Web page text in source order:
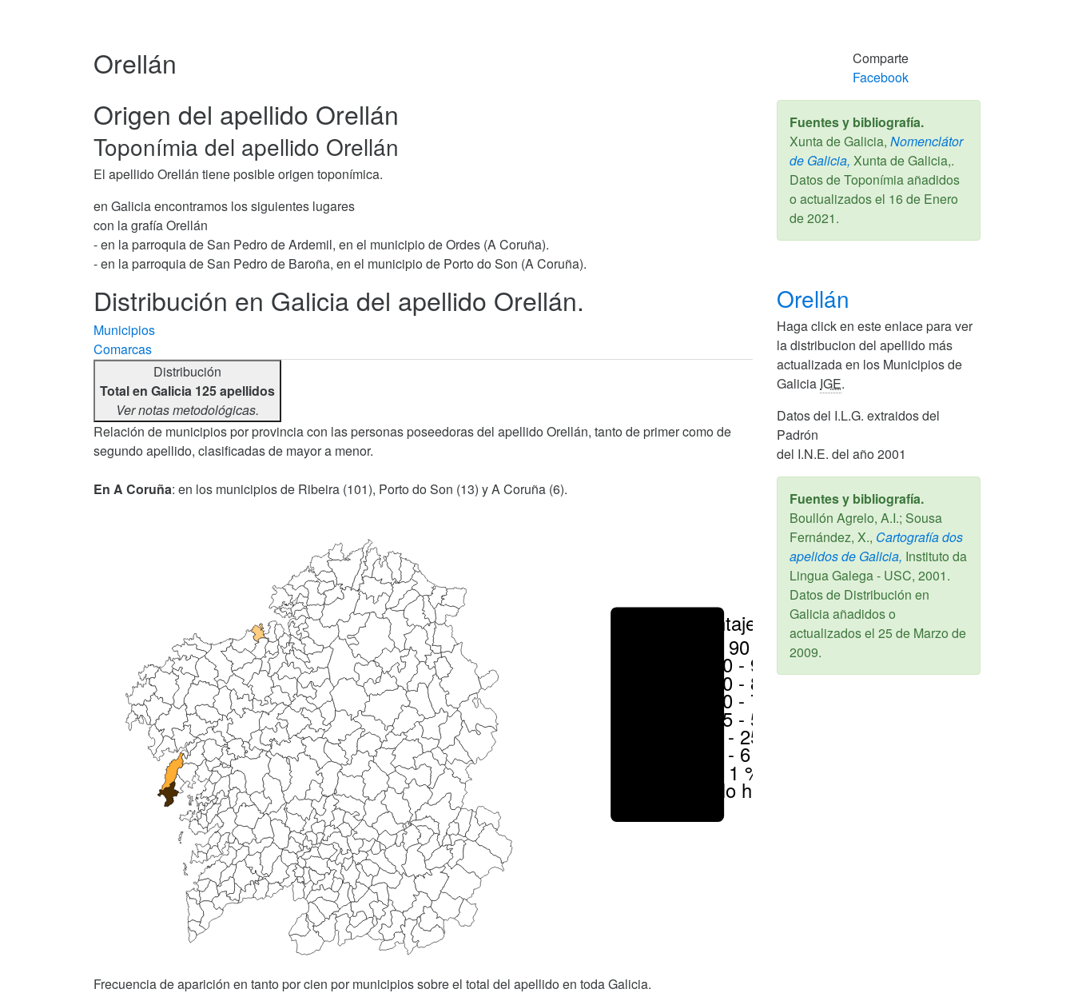
Orellán
Comparte
Facebook
Origen del apellido Orellán
Toponímia del apellido Orellán
El apellido Orellán tiene posible origen toponímica.
en Galicia encontramos los siguientes lugares
con la grafía Orellán
- en la parroquia de San Pedro de Ardemil, en el municipio de Ordes (A Coruña).
- en la parroquia de San Pedro de Baroña, en el municipio de Porto do Son (A Coruña).
Fuentes y bibliografía.
Xunta de Galicia, Nomenclátor
de Galicia, Xunta de Galicia,.
Datos de Toponímia añadidos
o actualizados el 16 de Enero
de 2021.
Distribución en Galicia del apellido Orellán.
Municipios
Comarcas
Distribución
Total en Galicia 125 apellidos
Ver notas metodológicas.
Relación de municipios por provincia con las personas poseedoras del apellido Orellán, tanto de primer como de
segundo apellido, clasificadas de mayor a menor.
En A Coruña: en los municipios de Ribeira (101), Porto do Son (13) y A Coruña (6).
Porcentajes
> 90 %
80 - 90 %
70 - 80 %
50 - 70 %
25 - 50 %
6 - 25 %
1 - 6 %
< 1 %
No hay
Frecuencia de aparición en tanto por cien por municipios sobre el total del apellido en toda Galicia.
Orellán
Haga click en este enlace para ver
la distribucion del apellido más
actualizada en los Municipios de
Galicia IGE.
Datos del I.L.G. extraidos del
Padrón
del I.N.E. del año 2001
Fuentes y bibliografía.
Boullón Agrelo, A.I.; Sousa
Fernández, X., Cartografía dos
apelidos de Galicia, Instituto da
Lingua Galega - USC, 2001.
Datos de Distribución en
Galicia añadidos o
actualizados el 25 de Marzo de
2009.